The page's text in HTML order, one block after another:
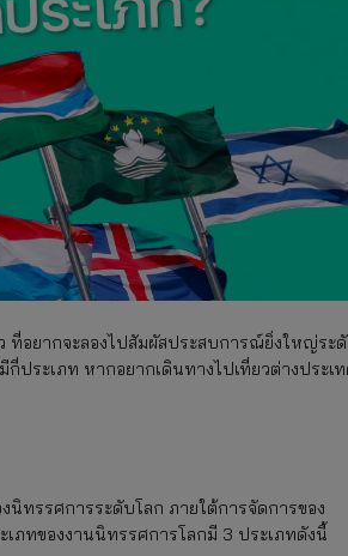
ที่อยากจะลองไปสัมผัสประสบการณ์ยิ่งใหญ่ระ
ประเภท หากอยากเดินทางไปเที่ยวต่างประเ
นิทรรศการระดับโลก ภายใต้การจัดการของ
ภทของงานนิทรรศการโลกมี 3 ประเภทดังนี้